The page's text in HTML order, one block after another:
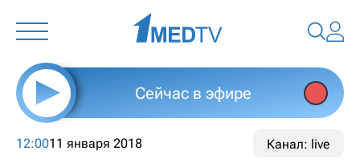
Сейчас в эфире
12:0011 января 2018 Канал: live